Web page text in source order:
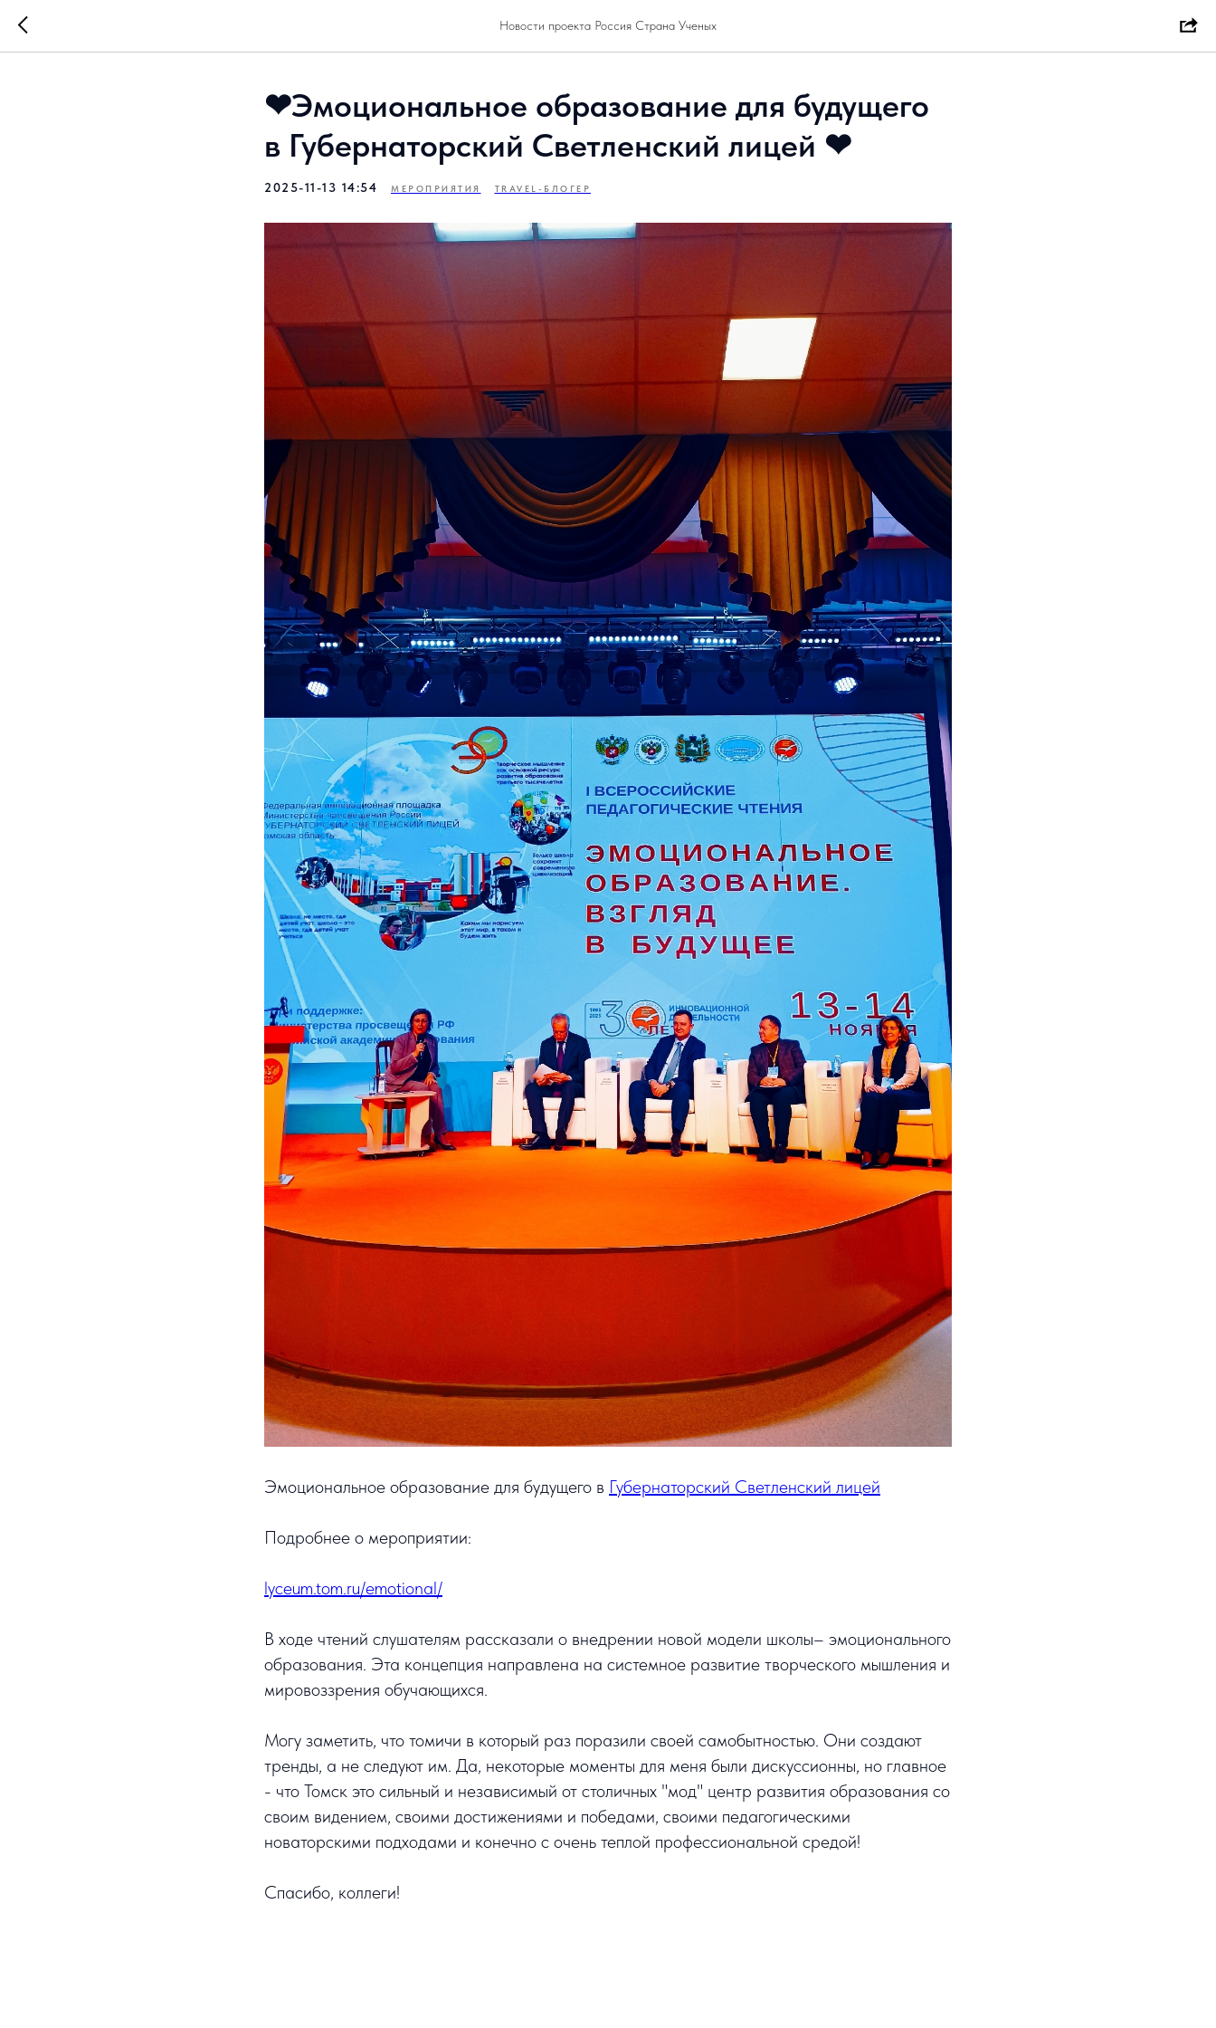
Новости проекта Россия Страна Ученых
❤Эмоциональное образование для будущего
в Губернаторский Светленский лицей ❤
2025-11-13 14:54 МЕРОПРИЯТИЯ TRAVEL-БЛОГЕР
Эмоциональное образование для будущего в Губернаторский Светленский лицей
Подробнее о мероприятии:
lyceum.tom.ru/emotional/
В ходе чтений слушателям рассказали о внедрении новой модели школы– эмоционального
образования. Эта концепция направлена на системное развитие творческого мышления и
мировоззрения обучающихся.
Могу заметить, что томичи в который раз поразили своей самобытностью. Они создают
тренды, а не следуют им. Да, некоторые моменты для меня были дискуссионны, но главное
- что Томск это сильный и независимый от столичных "мод" центр развития образования со
своим видением, своими достижениями и победами, своими педагогическими
новаторскими подходами и конечно с очень теплой профессиональной средой!
Спасибо, коллеги!